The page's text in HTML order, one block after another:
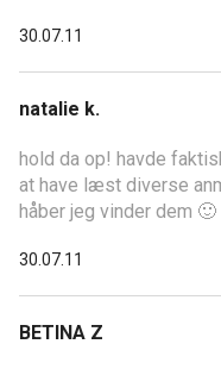
30.07.11
natalie k.
hold da op! havde
at have læst diverse
håber jeg vinder dem 🙂
30.07.11
BETINA Z